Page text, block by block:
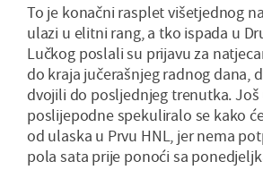
To je konačni rasplet višetjednog
ulazi u elitni rang, a tko ispada u
Lučkog poslali su prijavu za
do kraja jučerašnjeg radnog dana,
dvojili do posljednjeg trenutka.
poslijepodne spekuliralo se kako
od ulaska u Prvu HNL, jer nema
pola sata prije ponoći sa